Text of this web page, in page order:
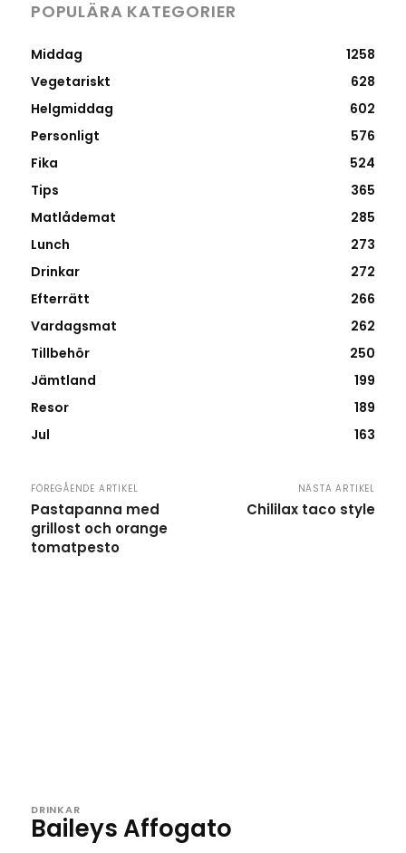
POPULÄRA KATEGORIER
Middag
1258
Vegetariskt
628
Helgmiddag
602
Personligt
576
Fika
524
Tips
365
Matlådemat
285
Lunch
273
Drinkar
272
Efterrätt
266
Vardagsmat
262
Tillbehör
250
Jämtland
199
Resor
189
Jul
163
FÖREGÅENDE ARTIKEL
Pastapanna med
grillost och orange
tomatpesto
NÄSTA ARTIKEL
Chililax taco style
DRINKAR
Baileys Affogato